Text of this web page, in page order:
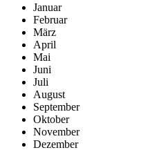
Januar
Februar
März
April
Mai
Juni
Juli
August
September
Oktober
November
Dezember